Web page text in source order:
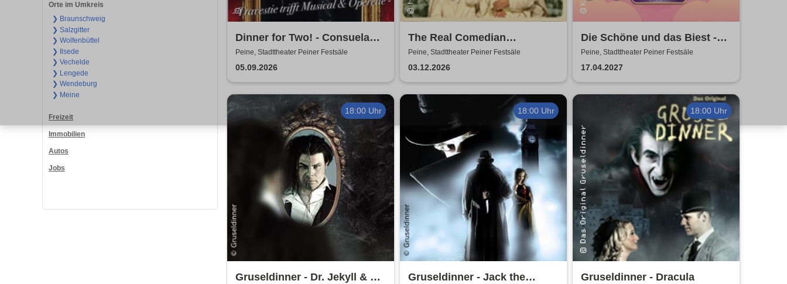
Orte im Umkreis
❯ Braunschweig
❯ Salzgitter
❯ Wolfenbüttel
❯ Ilsede
❯ Vechelde
❯ Lengede
❯ Wendeburg
❯ Meine
Freizeit
Immobilien
Autos
Jobs
Dinner for Two! - Consuela
Grand & Helge Thomas
Peine, Stadttheater Peiner Festsäle
05.09.2026
The Real Comedian
Harmonists - Die
Weihnachtsshow - Hell ist die
Nacht
Peine, Stadttheater Peiner Festsäle
03.12.2026
Die Schöne und das Biest -
das Musical | Theater Liberi
Peine, Stadttheater Peiner Festsäle
17.04.2027
18:00 Uhr
Gruseldinner - Dr. Jekyll & Mr.
18:00 Uhr
Gruseldinner - Jack the
18:00 Uhr
Gruseldinner - Dracula